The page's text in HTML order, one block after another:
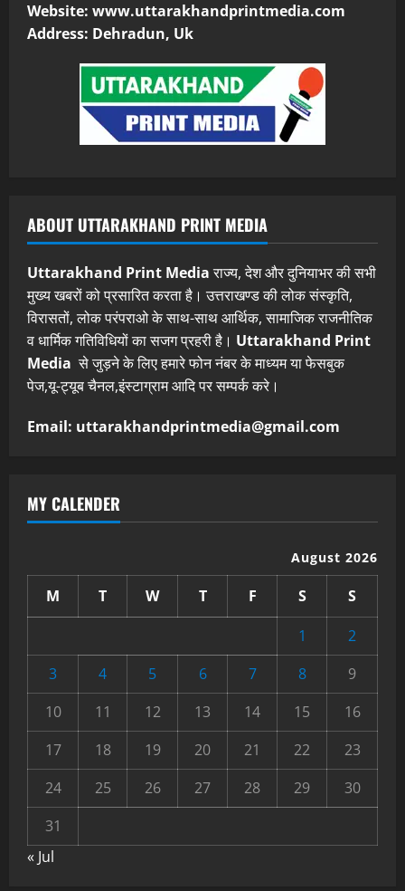
Website: www.uttarakhandprintmedia.com
Address: Dehradun, Uk
ABOUT UTTARAKHAND PRINT MEDIA
Uttarakhand Print Mediaराज्य, देश और दुनियाभर की सभी
मुख्य खबरों को प्रसारित करता है। उत्तराखण्ड की लोक संस्कृति,
विरासतों, लोक परंपराओ के साथ-साथ आर्थिक, सामाजिक राजनीतिक
व धार्मिक गतिविधियों का सजग प्रहरी है। Uttarakhand Print
Media से जुड़ने के लिए हमारे फोन नंबर के माध्यम या फेसबुक
पेज,यू-ट्यूब चैनल,इंस्टाग्राम आदि पर सम्पर्क करे।
Email: uttarakhandprintmedia@gmail.com
MY CALENDER
August 2026
M T W T F S
S
1
2
3
4 5 6 7 8
9
10
11 12 13 14 15
16
17
18 19 20 21 22
23
24
25 26 27 28 29
30
31
« Jul